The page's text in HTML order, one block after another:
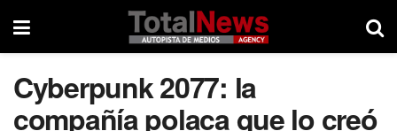
Cyberpunk 2077: la
compañía polaca que lo creó